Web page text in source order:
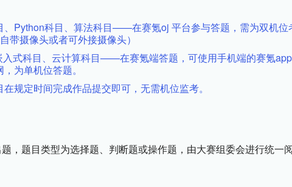
、Python科目、算法科目——在赛氪oj 平台参与答题，需为双机位
带摄像头或者可外接摄像头）
入式科目、云计算科目——在赛氪端答题，可使用手机端的赛氪app
为单机位答题。
规定时间完成作品提交即可，无需机位监考。
，题目类型为选择题、判断题或操作题，由大赛组委会进行统一